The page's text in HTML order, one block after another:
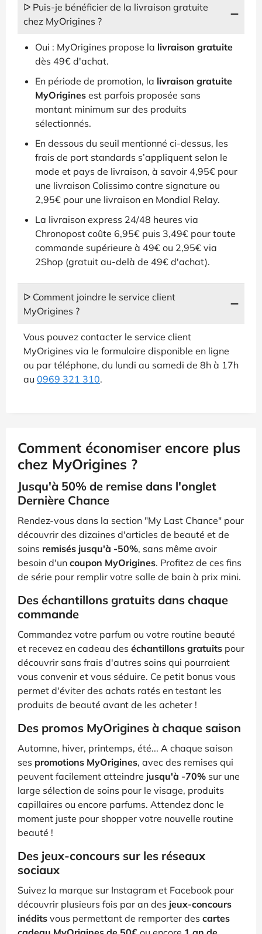
ᐅ Puis-je bénéficier de la livraison gratuite
chez MyOrigines ?
Oui : MyOrigines propose la livraison gratuite
dès 49€ d'achat.
En période de promotion, la livraison gratuite
MyOrigines est parfois proposée sans
montant minimum sur des produits
sélectionnés.
En dessous du seuil mentionné ci-dessus, les
frais de port standards s’appliquent selon le
mode et pays de livraison, à savoir 4,95€ pour
une livraison Colissimo contre signature ou
2,95€ pour une livraison en Mondial Relay.
La livraison express 24/48 heures via
Chronopost coûte 6,95€ puis 3,49€ pour toute
commande supérieure à 49€ ou 2,95€ via
2Shop (gratuit au-delà de 49€ d'achat).
ᐅ Comment joindre le service client
MyOrigines ?
Vous pouvez contacter le service client
MyOrigines via le formulaire disponible en ligne
ou par téléphone, du lundi au samedi de 8h à 17h
au 0969 321 310.
Comment économiser encore plus
chez MyOrigines ?
Jusqu'à 50% de remise dans l'onglet
Dernière Chance
Rendez-vous dans la section "My Last Chance" pour
découvrir des dizaines d'articles de beauté et de
soins remisés jusqu'à -50%, sans même avoir
besoin d'un coupon MyOrigines. Profitez de ces fins
de série pour remplir votre salle de bain à prix mini.
Des échantillons gratuits dans chaque
commande
Commandez votre parfum ou votre routine beauté
et recevez en cadeau des échantillons gratuits pour
découvrir sans frais d'autres soins qui pourraient
vous convenir et vous séduire. Ce petit bonus vous
permet d'éviter des achats ratés en testant les
produits de beauté avant de les acheter !
Des promos MyOrigines à chaque saison
Automne, hiver, printemps, été... A chaque saison
ses promotions MyOrigines, avec des remises qui
peuvent facilement atteindre jusqu'à -70% sur une
large sélection de soins pour le visage, produits
capillaires ou encore parfums. Attendez donc le
moment juste pour shopper votre nouvelle routine
beauté !
Des jeux-concours sur les réseaux
sociaux
Suivez la marque sur Instagram et Facebook pour
découvrir plusieurs fois par an des jeux-concours
inédits vous permettant de remporter des cartes